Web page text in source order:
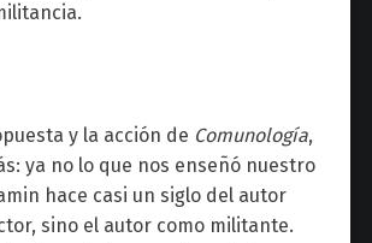
y la acción de Comunología,
ya no lo que nos enseñó nuestro
hace casi un siglo del autor
sino el autor como militante.